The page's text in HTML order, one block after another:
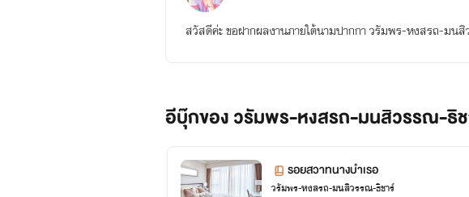
สวัสดีค่ะ ขอฝากผลงานภายใต้นามปากกา วรัมพร-หงสรถ-มนสิ
อีบุ๊กของ วรัมพร-หงสรถ-มนสิวรรณ-ธิช
รอยสวาทนางบำเรอ
วรัมพร-หงสรถ-มนสิวรรณ-ธิชาร์